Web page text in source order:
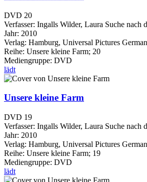
DVD 20
Verfasser: Ingalls Wilder, Laura Suche nach
Jahr: 2010
Verlag: Hamburg, Universal Pictures
Reihe: Unsere kleine Farm; 20
Mediengruppe: DVD
lädt
Unsere kleine Farm
DVD 19
Verfasser: Ingalls Wilder, Laura Suche nach
Jahr: 2010
Verlag: Hamburg, Universal Pictures
Reihe: Unsere kleine Farm; 19
Mediengruppe: DVD
lädt